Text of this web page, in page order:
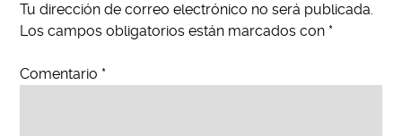
Tu dirección de correo electrónico no será publicada.
Los campos obligatorios están marcados con *
Comentario *